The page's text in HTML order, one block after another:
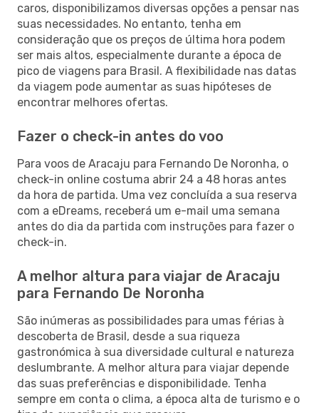
caros, disponibilizamos diversas opções a pensar nas
suas necessidades. No entanto, tenha em
consideração que os preços de última hora podem
ser mais altos, especialmente durante a época de
pico de viagens para Brasil. A flexibilidade nas datas
da viagem pode aumentar as suas hipóteses de
encontrar melhores ofertas.
Fazer o check-in antes do voo
Para voos de Aracaju para Fernando De Noronha, o
check-in online costuma abrir 24 a 48 horas antes
da hora de partida. Uma vez concluída a sua reserva
com a eDreams, receberá um e-mail uma semana
antes do dia da partida com instruções para fazer o
check-in.
A melhor altura para viajar de Aracaju
para Fernando De Noronha
São inúmeras as possibilidades para umas férias à
descoberta de Brasil, desde a sua riqueza
gastronómica à sua diversidade cultural e natureza
deslumbrante. A melhor altura para viajar depende
das suas preferências e disponibilidade. Tenha
sempre em conta o clima, a época alta de turismo e o